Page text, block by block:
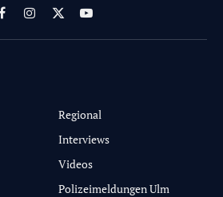
FacebookInstagram
X
(Twitter)
YouTube
Regional
Interviews
Videos
Polizeimeldungen Ulm